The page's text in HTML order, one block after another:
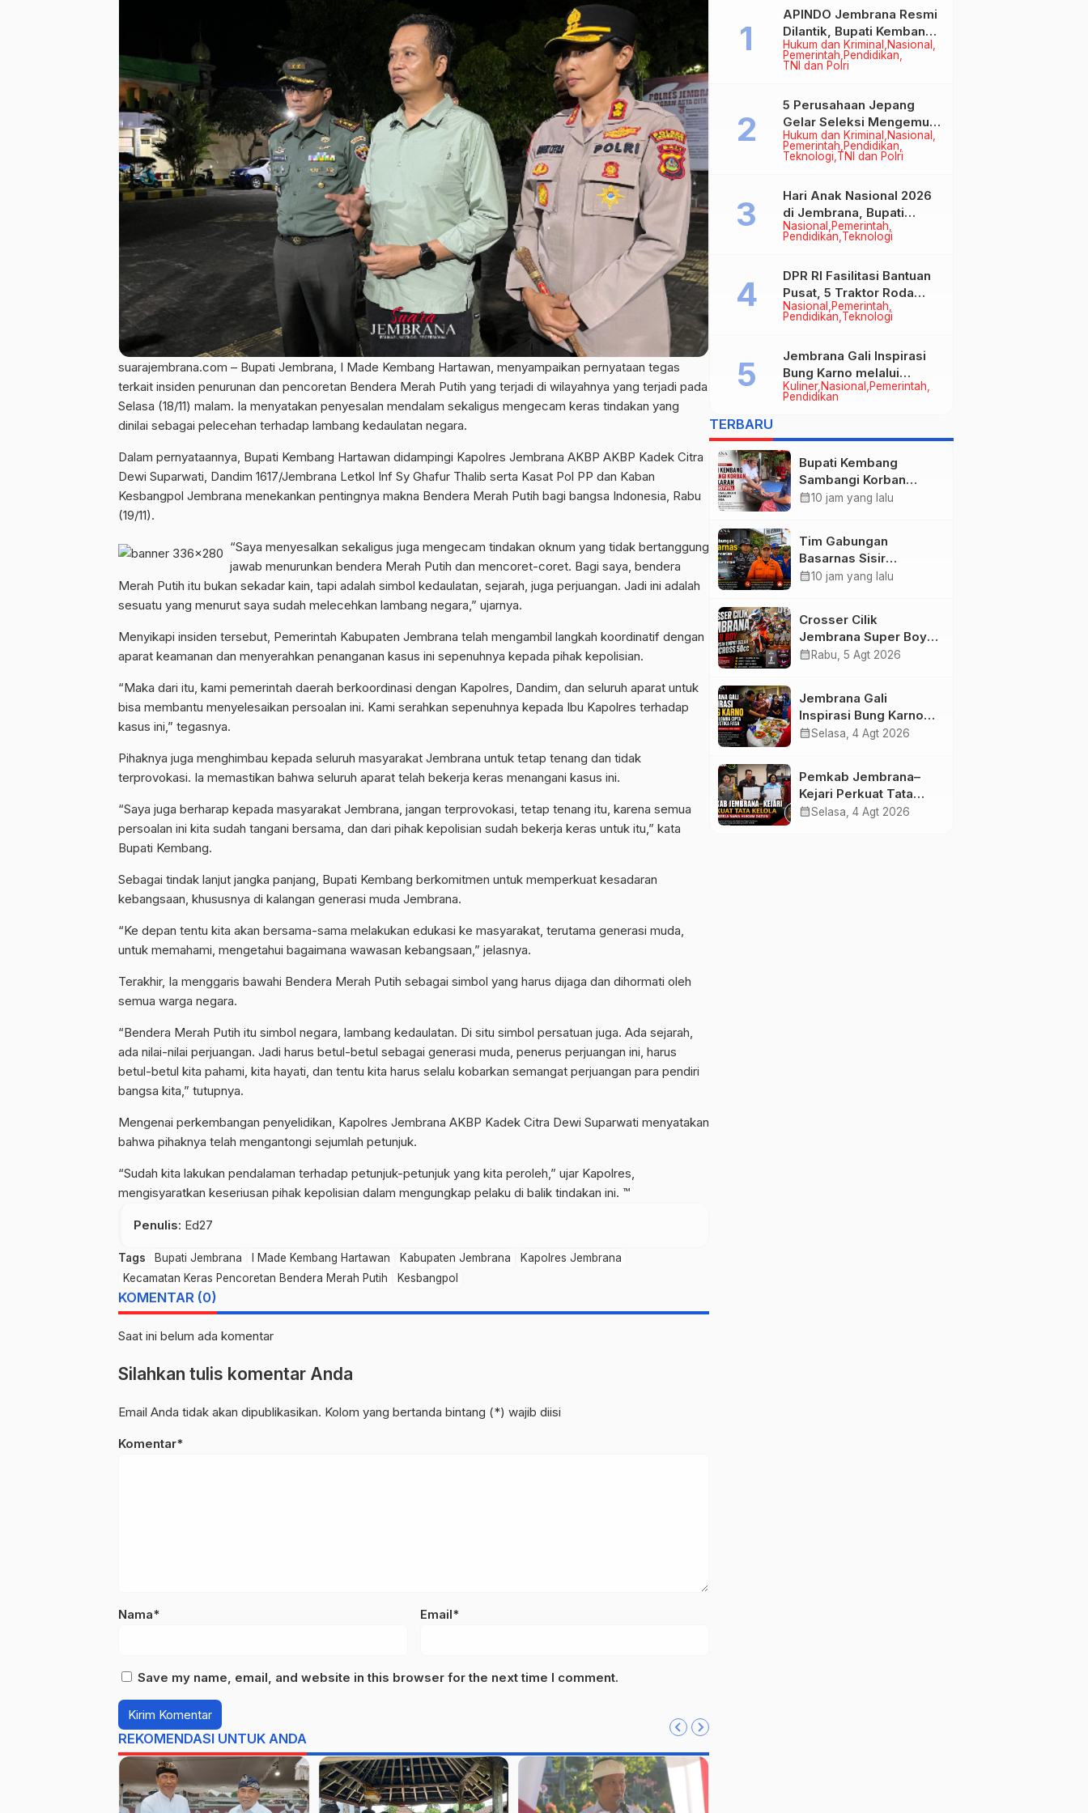
suarajembrana.com – Bupati Jembrana, I Made Kembang Hartawan, menyampaikan pernyataan tegas
terkait insiden penurunan dan pencoretan Bendera Merah Putih yang terjadi di wilayahnya yang terjadi pada
Selasa (18/11) malam. Ia menyatakan penyesalan mendalam sekaligus mengecam keras tindakan yang
dinilai sebagai pelecehan terhadap lambang kedaulatan negara.
Dalam pernyataannya, Bupati Kembang Hartawan didampingi Kapolres Jembrana AKBP AKBP Kadek Citra
Dewi Suparwati, Dandim 1617/Jembrana Letkol Inf Sy Ghafur Thalib serta Kasat Pol PP dan Kaban
Kesbangpol Jembrana menekankan pentingnya makna Bendera Merah Putih bagi bangsa Indonesia, Rabu
(19/11).
“Saya menyesalkan sekaligus juga mengecam tindakan oknum yang tidak bertanggung
jawab menurunkan bendera Merah Putih dan mencoret-coret. Bagi saya, bendera
Merah Putih itu bukan sekadar kain, tapi adalah simbol kedaulatan, sejarah, juga perjuangan. Jadi ini adalah
sesuatu yang menurut saya sudah melecehkan lambang negara,” ujarnya.
Menyikapi insiden tersebut, Pemerintah Kabupaten Jembrana telah mengambil langkah koordinatif dengan
aparat keamanan dan menyerahkan penanganan kasus ini sepenuhnya kepada pihak kepolisian.
“Maka dari itu, kami pemerintah daerah berkoordinasi dengan Kapolres, Dandim, dan seluruh aparat untuk
bisa membantu menyelesaikan persoalan ini. Kami serahkan sepenuhnya kepada Ibu Kapolres terhadap
kasus ini,” tegasnya.
Pihaknya juga menghimbau kepada seluruh masyarakat Jembrana untuk tetap tenang dan tidak
terprovokasi. Ia memastikan bahwa seluruh aparat telah bekerja keras menangani kasus ini.
“Saya juga berharap kepada masyarakat Jembrana, jangan terprovokasi, tetap tenang itu, karena semua
persoalan ini kita sudah tangani bersama, dan dari pihak kepolisian sudah bekerja keras untuk itu,” kata
Bupati Kembang.
Sebagai tindak lanjut jangka panjang, Bupati Kembang berkomitmen untuk memperkuat kesadaran
kebangsaan, khususnya di kalangan generasi muda Jembrana.
“Ke depan tentu kita akan bersama-sama melakukan edukasi ke masyarakat, terutama generasi muda,
untuk memahami, mengetahui bagaimana wawasan kebangsaan,” jelasnya.
Terakhir, Ia menggaris bawahi Bendera Merah Putih sebagai simbol yang harus dijaga dan dihormati oleh
semua warga negara.
“Bendera Merah Putih itu simbol negara, lambang kedaulatan. Di situ simbol persatuan juga. Ada sejarah,
ada nilai-nilai perjuangan. Jadi harus betul-betul sebagai generasi muda, penerus perjuangan ini, harus
betul-betul kita pahami, kita hayati, dan tentu kita harus selalu kobarkan semangat perjuangan para pendiri
bangsa kita,” tutupnya.
Mengenai perkembangan penyelidikan, Kapolres Jembrana AKBP Kadek Citra Dewi Suparwati menyatakan
bahwa pihaknya telah mengantongi sejumlah petunjuk.
“Sudah kita lakukan pendalaman terhadap petunjuk-petunjuk yang kita peroleh,” ujar Kapolres,
mengisyaratkan keseriusan pihak kepolisian dalam mengungkap pelaku di balik tindakan ini. ™
Penulis: Ed27
Tags Bupati Jembrana I Made Kembang Hartawan Kabupaten Jembrana
Kapolres Jembrana
Kecamatan Keras Pencoretan Bendera Merah Putih
Kesbangpol
KOMENTAR (0)
Saat ini belum ada komentar
Silahkan tulis komentar Anda
Email Anda tidak akan dipublikasikan. Kolom yang bertanda bintang (*) wajib diisi
Komentar*
Nama* Email*
Save my name, email, and website in this browser for the next time I comment.
REKOMENDASI UNTUK ANDA
Hukum dan Kriminal
Nasional
Pemerintah Pendidikan
TNI dan Polri
APINDO Jembrana Resmi
Dilantik, Bupati Kembang
Minta Pengusaha Jadi
Motor Penggerak
Hukum dan Kriminal
Nasional
Pemerintah Pendidikan
Teknologi TNI dan Polri
5 Perusahaan Jepang
Gelar Seleksi Mengemudi
di Jembrana, Buka
Peluang Kerja bagi Calon
Nasional
Pemerintah
Pendidikan Teknologi
Hari Anak Nasional 2026
di Jembrana, Bupati
Kembang Tegaskan
Pentingnya Karakter dan
Nasional
Pemerintah
Pendidikan Teknologi
DPR RI Fasilitasi Bantuan
Pusat, 5 Traktor Roda
Empat Resmi Perkuat
Mekanisasi Pertanian
Kuliner Nasional
Pemerintah
Pendidikan
Jembrana Gali Inspirasi
Bung Karno melalui
Lomba Cipta Menu
TERBARU
Bupati Kembang
Sambangi Korban
Kebakaran di
Ringankan Beban
Warga
calendar_month10 jam yang lalu
Tim Gabungan
Basarnas Sisir
Pencarian Nelayan
calendar_month10 jam yang lalu
Crosser Cilik
Jembrana Super Boy
Sapu Bersih Empat
calendar_month Rabu, 5 Agt 2026
Jembrana Gali
Inspirasi Bung Karno
melalui Lomba Cipta
calendar_monthSelasa, 4 Agt 2026
Pemkab Jembrana–
Kejari Perkuat Tata
Kelola Lewat Kerja
calendar_monthSelasa, 4 Agt 2026